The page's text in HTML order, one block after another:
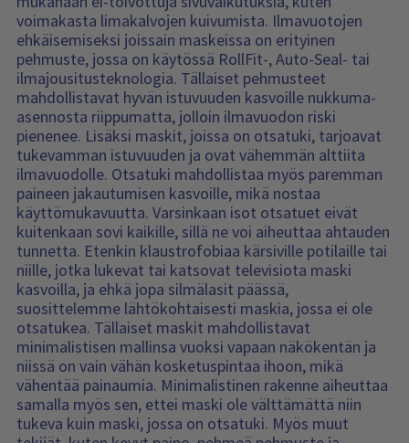
voimakasta limakalvojen kuivumista. Ilmavuotojen
ehkäisemiseksi joissain maskeissa on erityinen
pehmuste, jossa on käytössä RollFit-, Auto-Seal- tai
ilmajousitusteknologia. Tällaiset pehmusteet
mahdollistavat hyvän istuvuuden kasvoille nukkuma-
asennosta riippumatta, jolloin ilmavuodon riski
pienenee. Lisäksi maskit, joissa on otsatuki, tarjoavat
tukevamman istuvuuden ja ovat vähemmän alttiita
ilmavuodolle. Otsatuki mahdollistaa myös paremman
paineen jakautumisen kasvoille, mikä nostaa
käyttömukavuutta. Varsinkaan isot otsatuet eivät
kuitenkaan sovi kaikille, sillä ne voi aiheuttaa ahtauden
tunnetta. Etenkin klaustrofobiaa kärsiville potilaille tai
niille, jotka lukevat tai katsovat televisiota maski
kasvoilla, ja ehkä jopa silmälasit päässä,
suosittelemme lähtökohtaisesti maskia, jossa ei ole
otsatukea. Tällaiset maskit mahdollistavat
minimalistisen mallinsa vuoksi vapaan näkökentän ja
niissä on vain vähän kosketuspintaa ihoon, mikä
vähentää painaumia. Minimalistinen rakenne aiheuttaa
samalla myös sen, ettei maski ole välttämättä niin
tukeva kuin maski, jossa on otsatuki. Myös muut